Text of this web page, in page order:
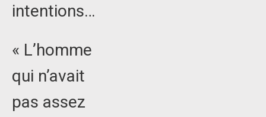
intentions…
« L’homme
qui n’avait
pas assez